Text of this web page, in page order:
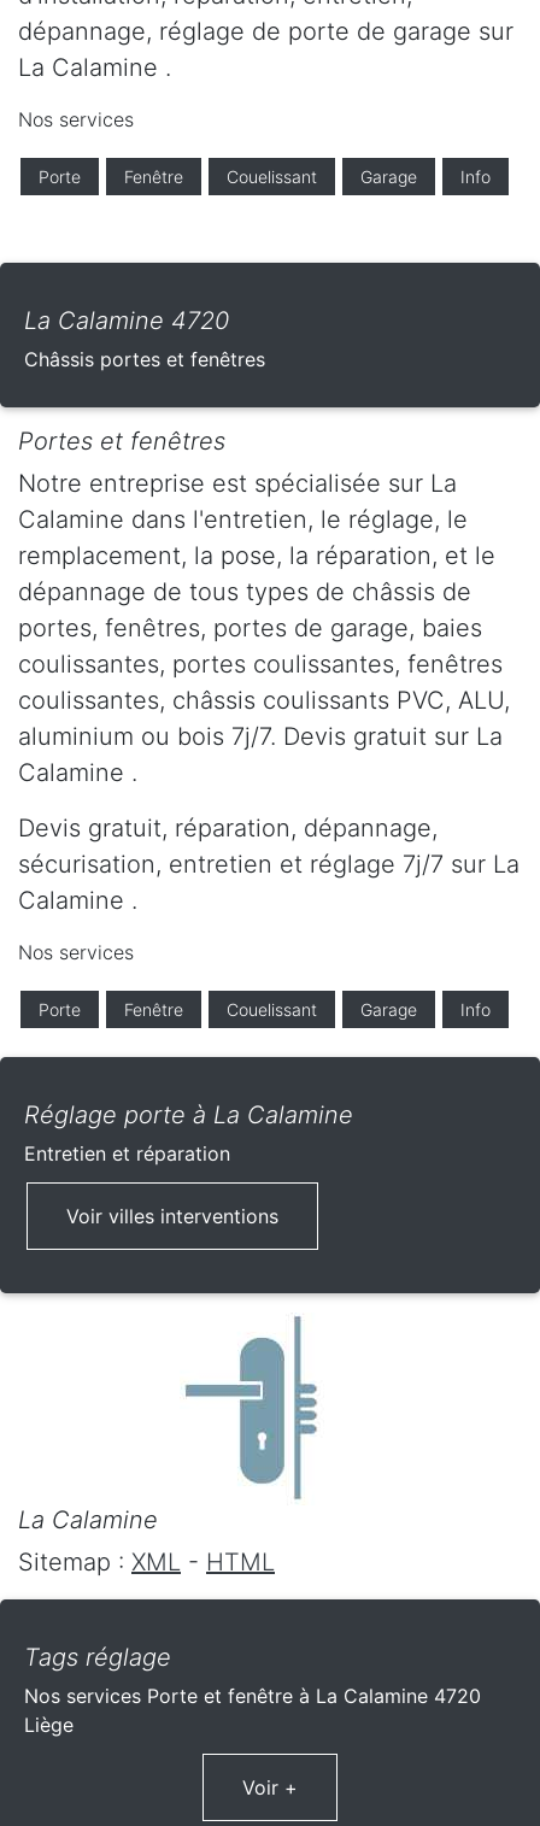
dépannage, réglage de porte de garage sur
La Calamine .
Nos services
Porte Fenêtre Couelissant Garage Info
La Calamine 4720
Châssis portes et fenêtres
Portes et fenêtres
Notre entreprise est spécialisée sur La
Calamine dans l'entretien, le réglage, le
remplacement, la pose, la réparation, et le
dépannage de tous types de châssis de
portes, fenêtres, portes de garage, baies
coulissantes, portes coulissantes, fenêtres
coulissantes, châssis coulissants PVC, ALU,
aluminium ou bois 7j/7. Devis gratuit sur La
Calamine .
Devis gratuit, réparation, dépannage,
sécurisation, entretien et réglage 7j/7 sur La
Calamine .
Nos services
Porte Fenêtre Couelissant Garage Info
Réglage porte à La Calamine
Entretien et réparation
Voir villes interventions
La Calamine
Sitemap : XML - HTML
Tags réglage
Nos services Porte et fenêtre à La Calamine 4720
Liège
Voir +